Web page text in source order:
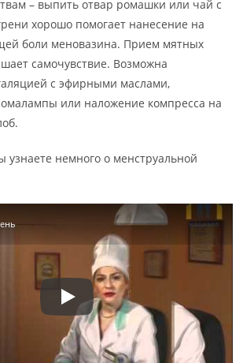
– выпить отвар ромашки или чай с
хорошо помогает нанесение на
боли меновазина. Прием мятных
самочувствие. Возможна
с эфирными маслами,
или наложение компресса на
узнаете немного о менструальной